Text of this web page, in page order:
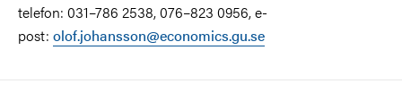
telefon: 031–786 2538, 076–823 0956, e-
post: olof.johansson@economics.gu.se